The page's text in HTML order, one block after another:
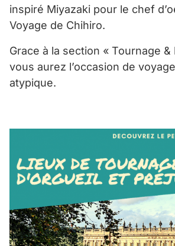
inspiré Miyazaki pour le chef
Voyage de Chihiro.
Grace à la section « Tournage
vous aurez l’occasion de
atypique.